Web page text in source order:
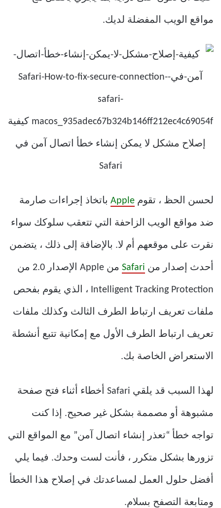
مواقع الويب المفضلة لديك.
لحسن الحظ ، تقوم Apple باتخاذ إجراءات صارمة
ضد مواقع الويب الزاحفة التي تتعقب سلوكك سواء
نقرت على موقعهم أم لا. بالإضافة إلى ذلك ، يتضمن
أحدث إصدار من Safari من Apple الإصدار 2.0 من
Intelligent Tracking Protection ، الذي يقوم بفحص
ملفات تعريف ارتباط الطرف الثالث وكذلك ملفات
تعريف ارتباط الطرف الأول مع إمكانية تتبع أنشطة
الاستعراض الخاصة بك.
لهذا السبب قد يلقي Safari أخطاء أثناء فتح صفحة
مشبوهة أو مصممة بشكل غير صحيح. إذا كنت
تواجه خطأ “تعذر إنشاء اتصال آمن” مع المواقع التي
تزورها بشكل متكرر ، فأنت لست وحدك. فيما يلي
أفضل حلول العمل لمساعدتك في إصلاح هذا الخطأ
ومتابعة التصفح بسلام.